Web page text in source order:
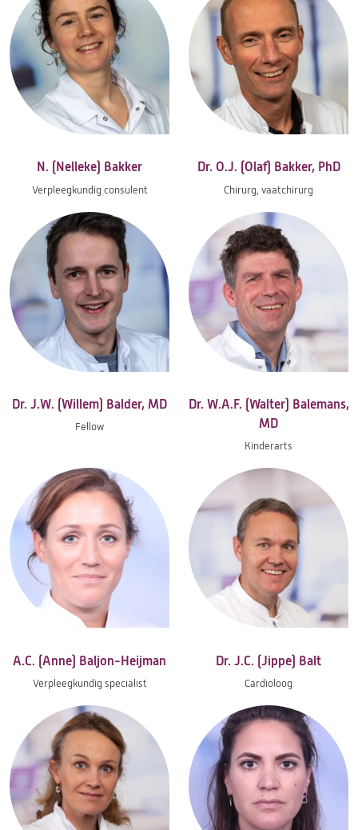
N. (Nelleke) Bakker
Verpleegkundig consulent
Dr. O.J. (Olaf) Bakker, PhD
Chirurg, vaatchirurg
Dr. J.W. (Willem) Balder, MD
Fellow
Dr. W.A.F. (Walter) Balemans,
MD
Kinderarts
A.C. (Anne) Baljon-Heijman
Verpleegkundig specialist
Dr. J.C. (Jippe) Balt
Cardioloog